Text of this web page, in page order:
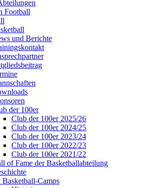
Football
und Berichte
der 100er
Club der 100er 2025/26
Club der 100er 2024/25
Club der 100er 2023/24
Club der 100er 2022/23
Club der 100er 2021/22
of Fame der Basketballabteilung
Basketball-Camps